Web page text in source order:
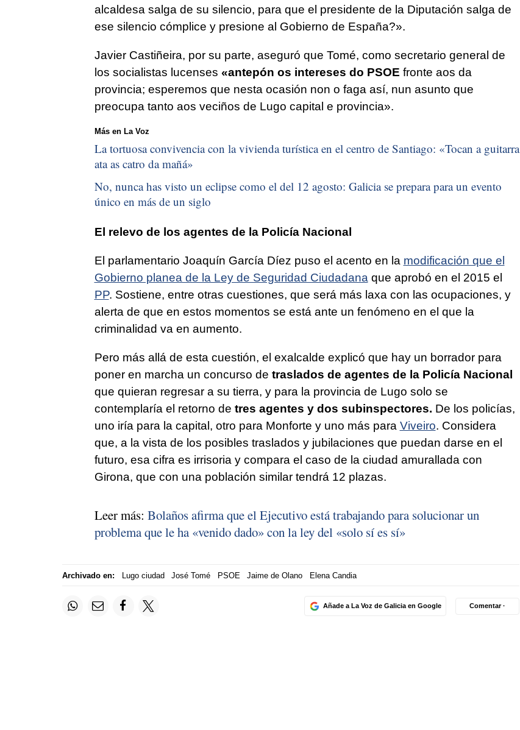
alcaldesa salga de su silencio, para que el presidente de la Diputación salga de
ese silencio cómplice y presione al Gobierno de España?».
Javier Castiñeira, por su parte, aseguró que Tomé, como secretario general de
los socialistas lucenses «antepón os intereses do PSOE fronte aos da
provincia; esperemos que nesta ocasión non o faga así, nun asunto que
preocupa tanto aos veciños de Lugo capital e provincia».
Más en La Voz
La tortuosa convivencia con la vivienda turística en el centro de Santiago: «Tocan a guitarra
ata as catro da mañá»
No, nunca has visto un eclipse como el del 12 agosto: Galicia se prepara para un evento
único en más de un siglo
El relevo de los agentes de la Policía Nacional
El parlamentario Joaquín García Díez puso el acento en la modificación que el
Gobierno planea de la Ley de Seguridad Ciudadanaque aprobó en el 2015 el
PP. Sostiene, entre otras cuestiones, que será más laxa con las ocupaciones, y
alerta de que en estos momentos se está ante un fenómeno en el que la
criminalidad va en aumento.
Pero más allá de esta cuestión, el exalcalde explicó que hay un borrador para
poner en marcha un concurso de traslados de agentes de la Policía Nacional
que quieran regresar a su tierra, y para la provincia de Lugo solo se
contemplaría el retorno de tres agentes y dos subinspectores. De los policías,
uno iría para la capital, otro para Monforte y uno más para Viveiro. Considera
que, a la vista de los posibles traslados y jubilaciones que puedan darse en el
futuro, esa cifra es irrisoria y compara el caso de la ciudad amurallada con
Girona, que con una población similar tendrá 12 plazas.
Leer más: Bolaños afirma que el Ejecutivo está trabajando para solucionar un
problema que le ha «venido dado» con la ley del «solo sí es sí»
Archivado en: Lugo ciudad José Tomé PSOE Jaime de Olano Elena Candia
Añade a La Voz de Galicia en Google Comentar ·